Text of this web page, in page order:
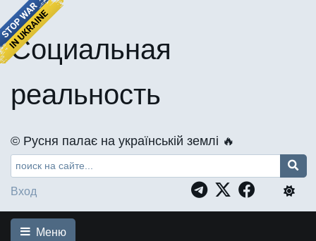
Социальная
реальность
©️ Русня палає на українській землі 🔥
Вход
Меню